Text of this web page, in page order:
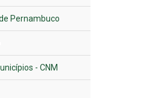
Pernambuco
- CNM